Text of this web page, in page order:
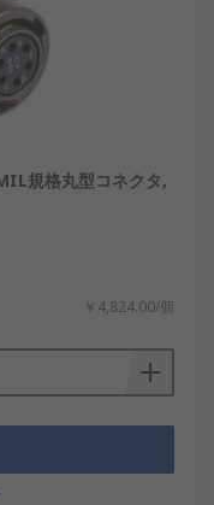
規格丸型コネクタ,
￥4,824.00/個